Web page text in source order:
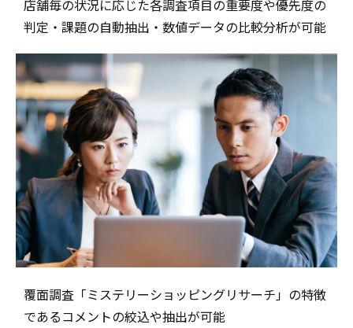
店舗毎の状況に応じた各調査項目の重要度や優先度の
判定・課題の自動抽出・数値データの比較分析が可能
覆面調査「ミステリーショッピングリサーチ」の特徴
であるコメントの絞込や抽出が可能